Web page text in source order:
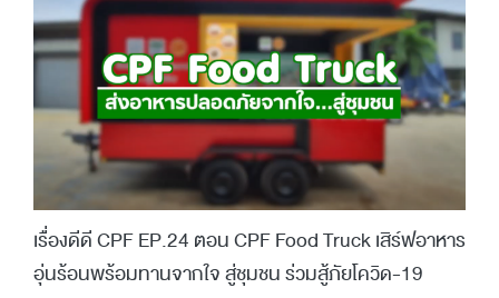
เรื่องดีดี CPF EP.24 ตอน CPF Food Truck เสิร์ฟอาหาร
อุ่นร้อนพร้อมทานจากใจ สู่ชุมชน ร่วมสู้ภัยโควิด-19